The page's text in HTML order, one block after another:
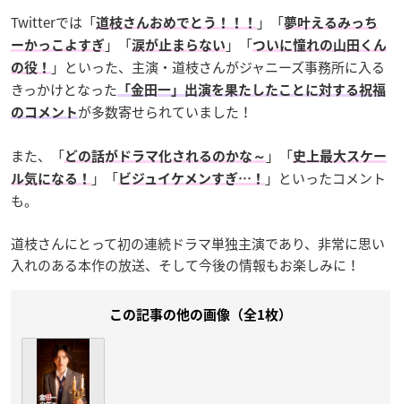
Twitterでは「道枝さんおめでとう！！！ 」「夢叶えるみっち
ーかっこよすぎ 」「涙が止まらない 」「ついに憧れの山田くん
の役！
」といった、主演・道枝さんがジャニーズ事務所に入る
きっかけとなった 「金田一」出演を果たしたことに対する祝福
のコメント が多数寄せられていました！
また、「どの話がドラマ化されるのかな～ 」「史上最大スケー
ル気になる！
」「 ビジュイケメンすぎ…！
」といったコメント
も。
道枝さんにとって初の連続ドラマ単独主演であり、非常に思い
入れのある本作の放送、そして今後の情報もお楽しみに！
この記事の他の画像（全1枚）